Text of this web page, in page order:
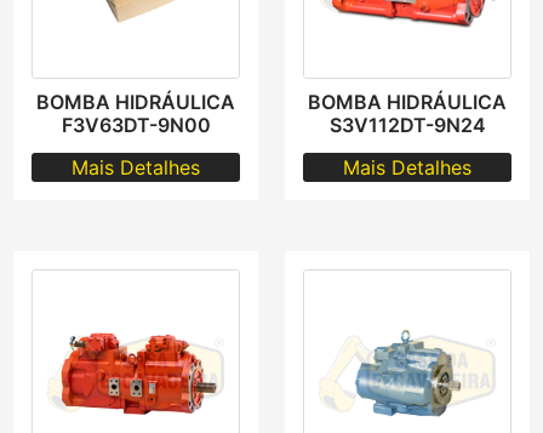
BOMBA HIDRÁULICA
F3V63DT-9N00
Mais Detalhes
BOMBA HIDRÁULICA
S3V112DT-9N24
Mais Detalhes